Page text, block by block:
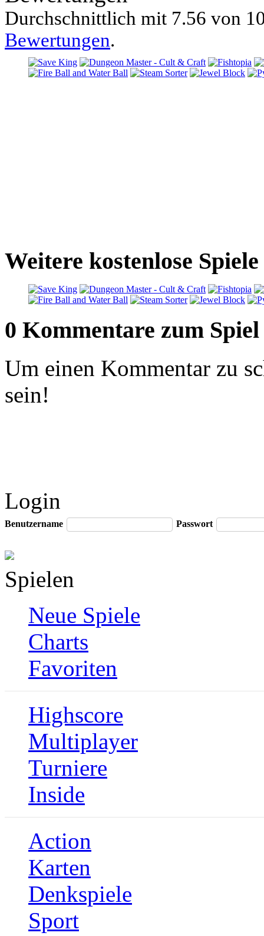
Durchschnittlich mit 7.56 von
Bewertungen.
Weitere kostenlose
0 Kommentare zum Spiel
Um einen Kommentar zu
sein!
Login
Benutzername Passwort
Spielen
Neue Spiele
Charts
Favoriten
Highscore
Multiplayer
Turniere
Inside
Action
Karten
Denkspiele
Sport